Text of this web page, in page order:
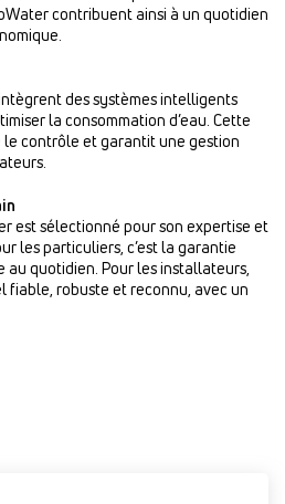
contribuent ainsi à un quotidien
des systèmes intelligents
la consommation d’eau. Cette
contrôle et garantit une gestion
est sélectionné pour son expertise et
les particuliers, c’est la garantie
au quotidien. Pour les installateurs,
fiable, robuste et reconnu, avec un